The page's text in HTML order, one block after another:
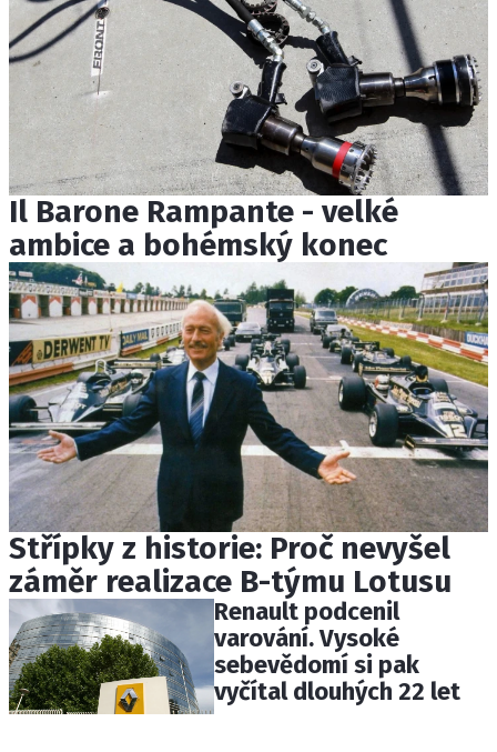
Il Barone Rampante - velké
ambice a bohémský konec
Střípky z historie: Proč nevyšel
záměr realizace B-týmu Lotusu
Renault podcenil
varování. Vysoké
sebevědomí si pak
vyčítal dlouhých 22 let